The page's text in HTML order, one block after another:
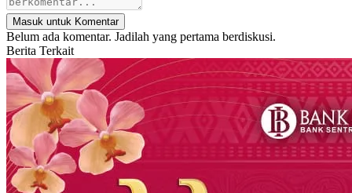
Masuk untuk Komentar
Belum ada komentar. Jadilah yang pertama berdiskusi.
Berita Terkait